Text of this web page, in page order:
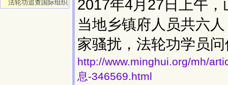
法轮功追查国际组织
2017年4月27日上午
当地乡镇府人员共六
家骚扰，法轮功学员
http://www.minghui.org/mh/
息-346569.html